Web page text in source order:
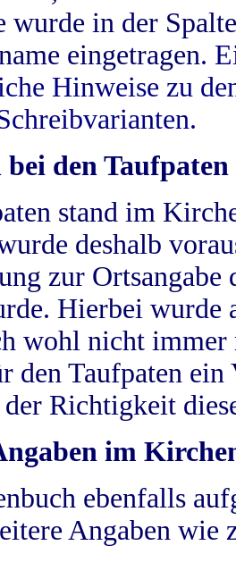
wurde in der
eingetragen.
Hinweise zu
den Taufpaten
stand im
deshalb
zur
Hierbei wurde
wohl nicht
den Taufpaten
Richtigkeit
im
ebenfalls
Angaben wie